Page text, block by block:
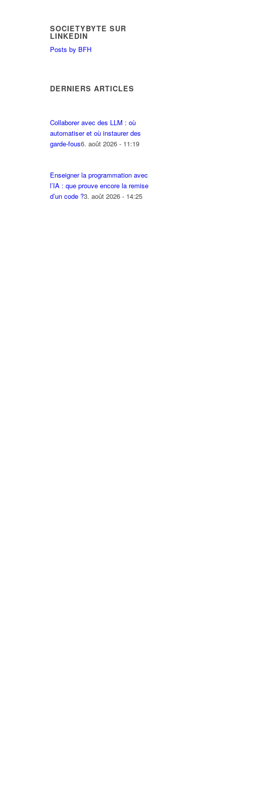
SOCIETYBYTE SUR
LINKEDIN
Posts by BFH
DERNIERS ARTICLES
Collaborer avec des LLM : où
automatiser et où instaurer des
garde-fous6. août 2026 - 11:19
Enseigner la programmation avec
l’IA : que prouve encore la remise
d’un code ?3. août 2026 - 14:25